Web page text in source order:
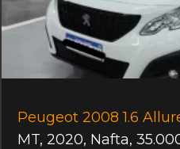
Peugeot 2008 1.6
MT, 2020, Nafta,